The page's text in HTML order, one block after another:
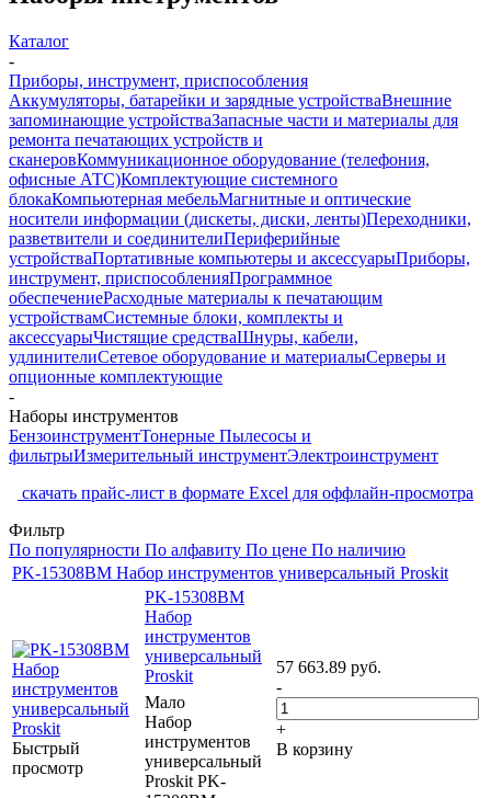
Каталог
-
Приборы, инструмент, приспособления
Аккумуляторы, батарейки и зарядные устройстваВнешние
запоминающие устройстваЗапасные части и материалы для
ремонта печатающих устройств и
сканеровКоммуникационное оборудование (телефония,
офисные АТС)Комплектующие системного
блокаКомпьютерная мебельМагнитные и оптические
носители информации (дискеты, диски, ленты)Переходники,
разветвители и соединителиПериферийные
устройстваПортативные компьютеры и аксессуарыПриборы,
инструмент, приспособленияПрограммное
обеспечениеРасходные материалы к печатающим
устройствамСистемные блоки, комплекты и
аксессуарыЧистящие средстваШнуры, кабели,
удлинителиСетевое оборудование и материалыСерверы и
опционные комплектующие
-
Наборы инструментов
БензоинструментТонерные Пылесосы и
фильтрыИзмерительный инструментЭлектроинструмент
скачать прайс-лист в формате Excel для оффлайн-просмотра
Фильтр
По популярности По алфавиту По цене По наличию
PK-15308BM Набор инструментов универсальный Proskit
Быстрый
просмотр
PK-15308BM
Набор
инструментов
универсальный
Proskit
Мало
Набор
инструментов
универсальный
Proskit PK-
57 663.89 руб.
-
+
В корзину